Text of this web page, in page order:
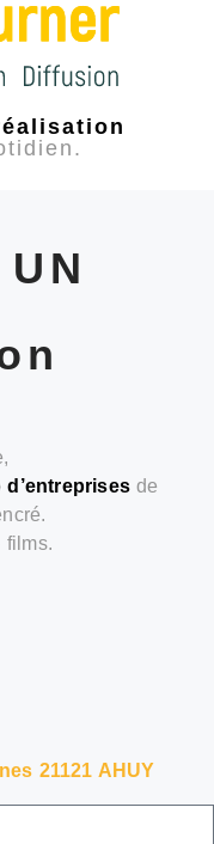
de
films.
21121 AHUY